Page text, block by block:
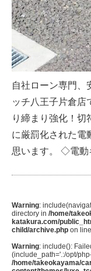
自社ローン専門、
ッチ八王子片倉店
り締まり強化！切
に厳罰化された電
思います。 ◇電動
Warning:
directory in /home/
katakura.com/
child/archive.php on line
Warning: include():
(include_path='.:/opt/
/home/takeokayama/